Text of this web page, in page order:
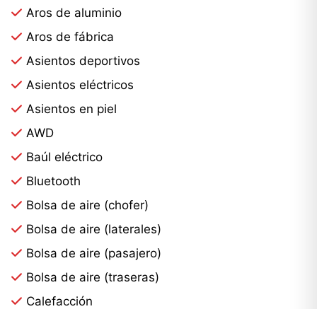
inmovilizador electrónico antirrobo—## DISEÑO
EXTERIOR* **Paquete estilo carbono RS**: *
Máscara del single frame en carbono * Inserciones
en parachoques delantero y trasero * Inserción
deportivo RS con parrilla, bumpers y estribos
específicos RS* Molduras en aluminio con logo RS*
Salidas de escape ovaladas tipo RS* Entradas de
aire laterales negro titanio mate con spoile
Aros de aluminio
Aros de fábrica
Asientos deportivos
Asientos eléctricos
Asientos en piel
AWD
Baúl eléctrico
Bluetooth
Bolsa de aire (chofer)
Bolsa de aire (laterales)
Bolsa de aire (pasajero)
Bolsa de aire (traseras)
Calefacción